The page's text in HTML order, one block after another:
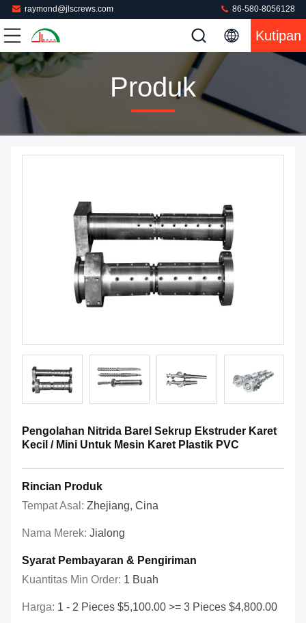
raymond@jlscrews.com 86-580-8056128
Kutipan
Produk
Pengolahan Nitrida Barel Sekrup Ekstruder Karet
Kecil / Mini Untuk Mesin Karet Plastik PVC
Rincian Produk
Tempat Asal: Zhejiang, Cina
Nama Merek: Jialong
Syarat Pembayaran & Pengiriman
Kuantitas Min Order: 1 Buah
Harga: 1 - 2 Pieces $5,100.00 >= 3 Pieces $4,800.00